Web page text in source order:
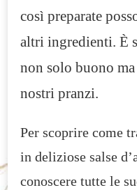
così preparate
altri ingredienti. È
non solo buono
nostri pranzi.
Per scoprire come
in deliziose salse
conoscere tutte le